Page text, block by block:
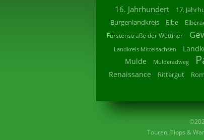
16. Jahrhundert 17.
Burgenlandkreis Elbe
Fürstenstraße der Wettiner
Landkreis Mittelsachsen
Mulde Mulderadweg
Renaissance Rittergut
Touren, Tipps &